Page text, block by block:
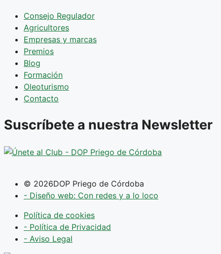
Consejo Regulador
Agricultores
Empresas y marcas
Premios
Blog
Formación
Oleoturismo
Contacto
Suscríbete a nuestra Newsletter
© 2026DOP Priego de Córdoba
- Diseño web: Con redes y a lo loco
Política de cookies
- Política de Privacidad
- Aviso Legal